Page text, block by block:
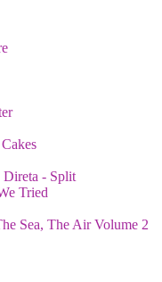
Direta - Split
Tried
Sea, The Air Volume 2